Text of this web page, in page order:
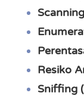
Resiko
Sniffing